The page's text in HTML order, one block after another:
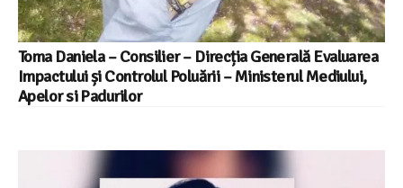
Toma Daniela – Consilier – Direcția Generală Evaluarea
Impactului și Controlul Poluării – Ministerul Mediului,
Apelor si Padurilor